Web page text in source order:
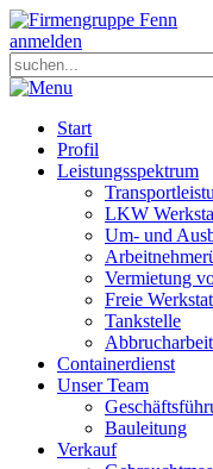
anmelden
Start
Profil
Leistungsspektrum
LKW
Um- und
Vermietung
Freie
Tankstelle
Containerdienst
Unser Team
Bauleitung
Verkauf